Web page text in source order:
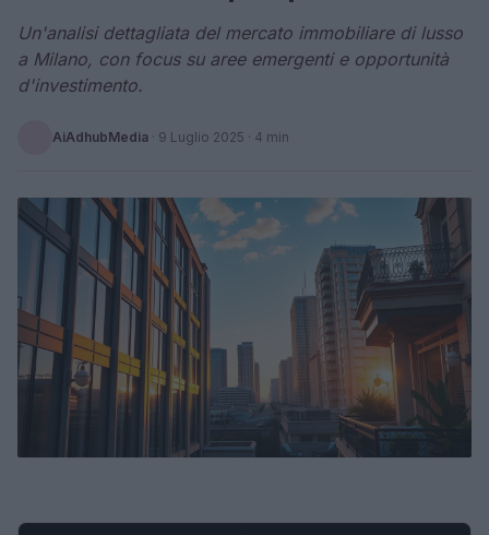
Un'analisi dettagliata del mercato immobiliare di lusso
a Milano, con focus su aree emergenti e opportunità
d'investimento.
AiAdhubMedia · 9 Luglio 2025 · 4 min